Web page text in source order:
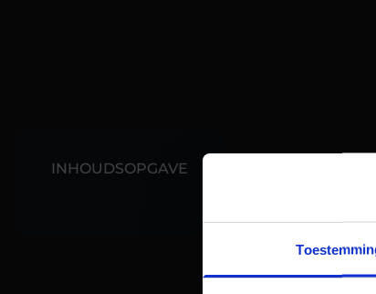
INHOUDSOPGAVE
Google Ads